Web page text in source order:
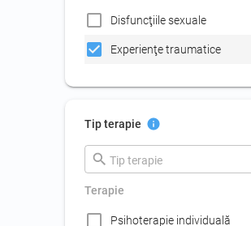
Disfuncţiile sexuale
Experienţe traumatice
divorţ, separare, doliu
Tip terapie
Terapie
Psihoterapie individuală